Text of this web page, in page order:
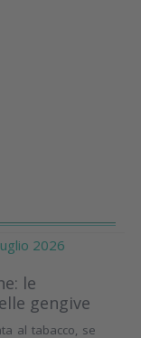
2026
le
gengive
al tabacco, se